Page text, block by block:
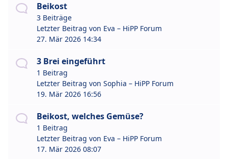
Beikost
3 Beiträge
Letzter Beitrag von Eva – HiPP Forum
27. Mär 2026 14:34
3 Brei eingeführt
1 Beitrag
Letzter Beitrag von Sophia – HiPP Forum
19. Mär 2026 16:56
Beikost, welches Gemüse?
1 Beitrag
Letzter Beitrag von Eva – HiPP Forum
17. Mär 2026 08:07